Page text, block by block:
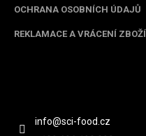
OCHRANA OSOBNÍCH ÚDAJŮ
REKLAMACE A VRÁCENÍ ZBOŽÍ
info@sci-food.cz